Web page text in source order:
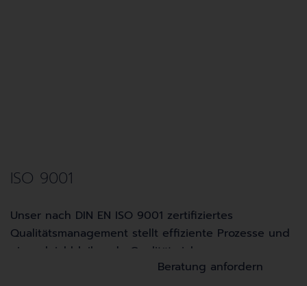
ISO 9001
Unser nach DIN EN ISO 9001 zertifiziertes
Qualitätsmanagement stellt effiziente Prozesse und
eine gleichbleibende Qualität sicher.
Beratung anfordern